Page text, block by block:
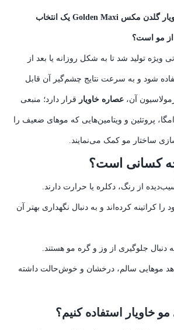
چرا اسپری شیر مو خاویار گلدن مکس Golden Maxi یک انتخاب
مو است؟
ویژه تولید شد تا به شکل روزانه یا بعد از
شود و به سرعت نتایج چشم‌گیر آن قابل
آن، عصاره خاویار قرار دارد؛ منبعی
پروتئین و ویتامین‌هایی که موهای ضعیف را
ساختار مو کمک می‌نمایند.
کسانی است؟
از رنگ، دکلره یا حرارت دارند.
کراتینه کرده‌اند و به دنبال نگهداری بهتر آن
دنبال جلوگیری از وز و گره مو هستند.
موهایی سالم، درخشان و خوش‌حالت داشته
خاویار استفاده کنیم؟